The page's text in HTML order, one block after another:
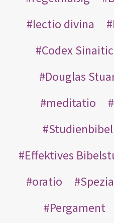
lectio divina
Codex
Douglas
meditatio
Studienbibel
Effektives
oratio
Pergament